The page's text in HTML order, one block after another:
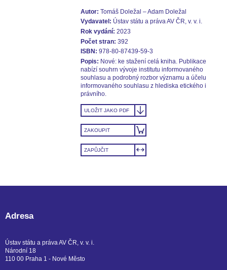
Autor: Tomáš Doležal – Adam Doležal
Vydavatel: Ústav státu a práva AV ČR, v. v. i.
Rok vydání: 2023
Počet stran: 392
ISBN: 978-80-87439-59-3
Popis: Nové: ke stažení celá kniha. Publikace
nabízí souhrn vývoje institutu informovaného
souhlasu a podrobný rozbor významu a účelu
informovaného souhlasu z hlediska etického i
právního.
ULOŽIT JAKO PDF
ZAKOUPIT
ZAPŮJČIT
Adresa
Ústav státu a práva AV ČR, v. v. i.
Národní 18
110 00 Praha 1 - Nové Město